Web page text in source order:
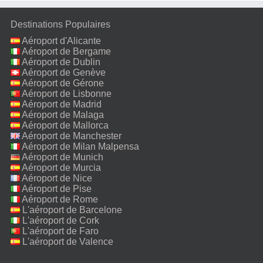
Destinations Populaires
Aéroport d'Alicante
Aéroport de Bergame
Aéroport de Dublin
Aéroport de Genève
Aéroport de Gérone
Aéroport de Lisbonne
Aéroport de Madrid
Aéroport de Malaga
Aéroport de Mallorca
Aéroport de Manchester
Aéroport de Milan Malpensa
Aéroport de Munich
Aéroport de Murcia
Aéroport de Nice
Aéroport de Pise
Aéroport de Rome
Fiumicino
L'aéroport de Barcelone
L'aéroport de Cork
L'aéroport de Faro
L'aéroport de Valence